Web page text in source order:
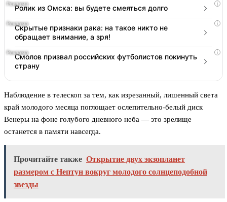
i
Ролик из Омска: вы будете смеяться долго
i
Скрытые признаки рака: на такое никто не
обращает внимание, а зря!
i
Смолов призвал российских футболистов покинуть
страну
Наблюдение в телескоп за тем, как изрезанный, лишенный света
край молодого месяца поглощает ослепительно-белый диск
Венеры на фоне голубого дневного неба — это зрелище
останется в памяти навсегда.
Прочитайте также Открытие двух экзопланет
размером с Нептун вокруг молодого солнцеподобной
звезды